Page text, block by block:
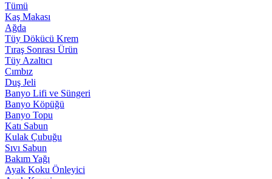
Tümü
Kaş Makası
Ağda
Tüy Dökücü Krem
Tıraş Sonrası Ürün
Tüy Azaltıcı
Cımbız
Duş Jeli
Banyo Lifi ve Süngeri
Banyo Köpüğü
Banyo Topu
Katı Sabun
Kulak Çubuğu
Sıvı Sabun
Bakım Yağı
Ayak Koku Önleyici